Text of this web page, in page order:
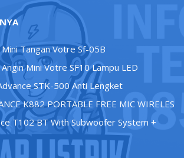
Tangan Votre Sf-05B
Mini Votre SF10 Lampu LED
STK-500 Anti Lengket
K882 PORTABLE FREE MIC WIRELES
T102 BT With Subwoofer System +